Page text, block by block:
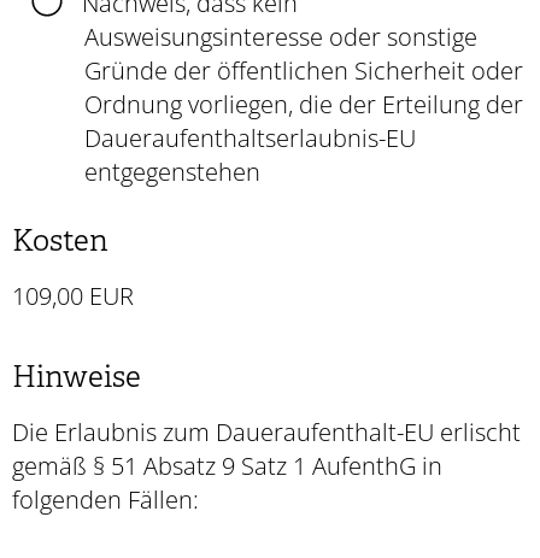
Ausweisungsinteresse oder sonstige
Gründe der öffentlichen Sicherheit oder
Ordnung vorliegen, die der Erteilung der
Daueraufenthaltserlaubnis-EU
entgegenstehen
Kosten
109,00 EUR
Hinweise
Die Erlaubnis zum Daueraufenthalt-EU erlischt
gemäß § 51 Absatz 9 Satz 1 AufenthG in
folgenden Fällen: